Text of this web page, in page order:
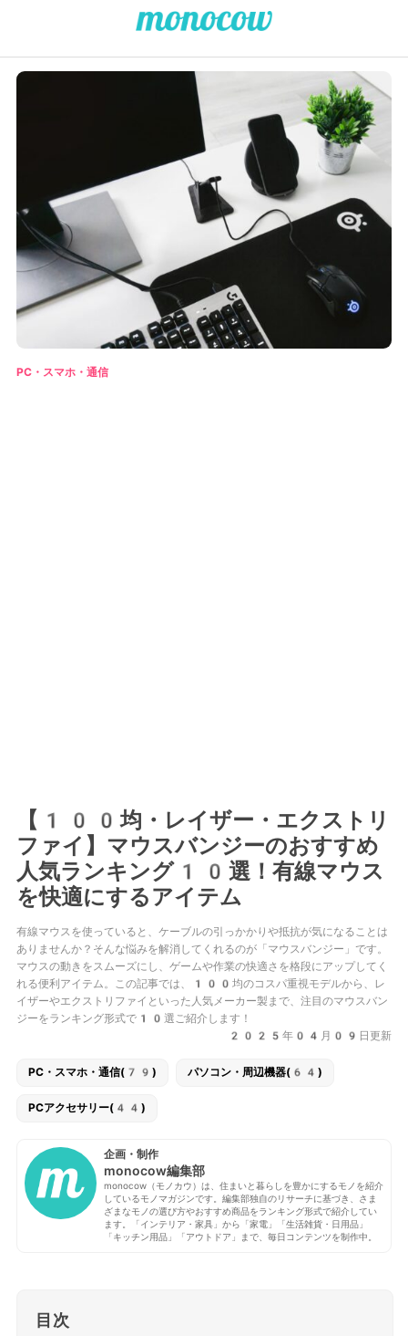
PC・スマホ・通信
【100均・レイザー・エクストリ
ファイ】マウスバンジーのおすすめ
人気ランキング10選！有線マウス
を快適にするアイテム
有線マウスを使っていると、ケーブルの引っかかりや抵抗が気になることは
ありませんか？そんな悩みを解消してくれるのが「マウスバンジー」です。
マウスの動きをスムーズにし、ゲームや作業の快適さを格段にアップしてく
れる便利アイテム。この記事では、100均のコスパ重視モデルから、レ
イザーやエクストリファイといった人気メーカー製まで、注目のマウスバン
ジーをランキング形式で10選ご紹介します！
2025年04月09日更新
PC・スマホ・通信(79) パソコン・周辺機器(64)
PCアクセサリー(44)
企画・制作
monocow編集部
monocow（モノカウ）は、住まいと暮らしを豊かにするモノを紹介
しているモノマガジンです。編集部独自のリサーチに基づき、さま
ざまなモノの選び方やおすすめ商品をランキング形式で紹介してい
ます。「インテリア・家具」から「家電」「生活雑貨・日用品」
「キッチン用品」「アウトドア」まで、毎日コンテンツを制作中。
目次